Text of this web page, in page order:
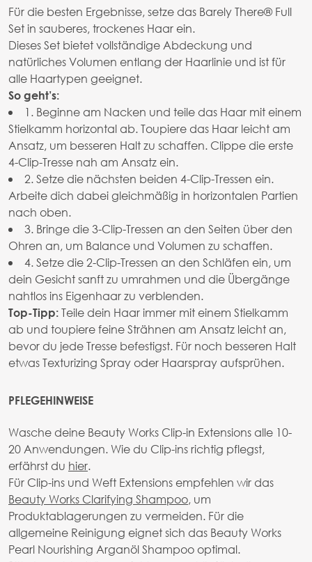
Für die besten Ergebnisse, setze das Barely There® Full
Set in sauberes, trockenes Haar ein.
Dieses Set bietet vollständige Abdeckung und
natürliches Volumen entlang der Haarlinie und ist für
alle Haartypen geeignet.
So geht’s:
1. Beginne am Nacken und teile das Haar mit einem
Stielkamm horizontal ab. Toupiere das Haar leicht am
Ansatz, um besseren Halt zu schaffen. Clippe die erste
4-Clip-Tresse nah am Ansatz ein.
2. Setze die nächsten beiden 4-Clip-Tressen ein.
Arbeite dich dabei gleichmäßig in horizontalen Partien
nach oben.
3. Bringe die 3-Clip-Tressen an den Seiten über den
Ohren an, um Balance und Volumen zu schaffen.
4. Setze die 2-Clip-Tressen an den Schläfen ein, um
dein Gesicht sanft zu umrahmen und die Übergänge
nahtlos ins Eigenhaar zu verblenden.
Top-Tipp: Teile dein Haar immer mit einem Stielkamm
ab und toupiere feine Strähnen am Ansatz leicht an,
bevor du jede Tresse befestigst. Für noch besseren Halt
etwas Texturizing Spray oder Haarspray aufsprühen.
PFLEGEHINWEISE
Wasche deine Beauty Works Clip-in Extensions alle 10-
20 Anwendungen. Wie du Clip-ins richtig pflegst,
erfährst du hier.
Für Clip-ins und Weft Extensions empfehlen wir das
Beauty Works Clarifying Shampoo, um
Produktablagerungen zu vermeiden. Für die
allgemeine Reinigung eignet sich das Beauty Works
Pearl Nourishing Arganöl Shampoo optimal.